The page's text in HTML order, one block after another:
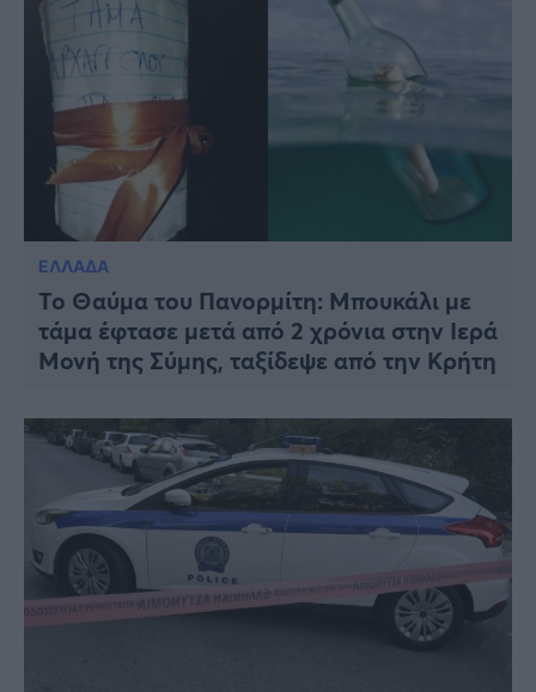
ΕΛΛΑΔΑ
Το Θαύμα του Πανορμίτη: Μπουκάλι με
τάμα έφτασε μετά από 2 χρόνια στην Ιερά
Μονή της Σύμης, ταξίδεψε από την Κρήτη